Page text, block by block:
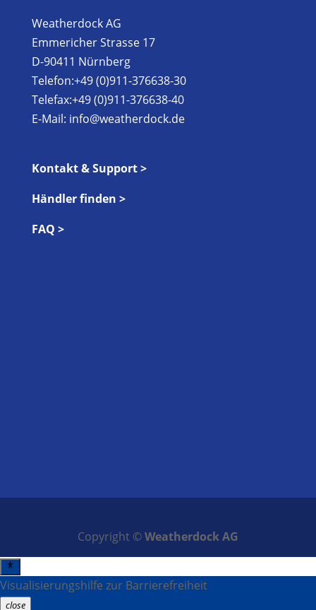
Weatherdock AG
Emmericher Strasse 17
D-90411 Nürnberg
Telefon:+49 (0)911-376638-30
Telefax:+49 (0)911-376638-40
E-Mail: info@weatherdock.de
Kontakt & Support >
Händler finden >
FAQ >
Copyright ©Weatherdock AG
Visualisierungshilfe zur Barrierefreiheit
close